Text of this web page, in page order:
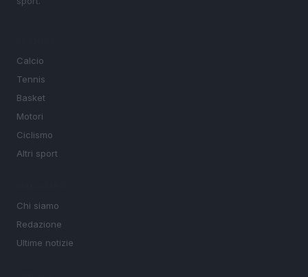
Calcio
Tennis
Basket
Motori
Ciclismo
Altri sport
Chi siamo
Redazione
Ultime notizie